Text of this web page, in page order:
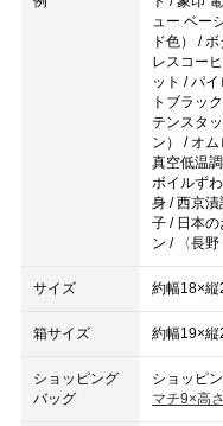
ュー ベー
ド色） /
レスコー
ット / パ
トブラッ
テンスタ
ン） / オ
真空低温
ボイルず
身 / 西京
子 / 日本
ン / 〈長
サイズ 約幅18×縦
箱サイズ 約幅19×
ショッピング
バッグ
ショッピ
マチ9×高